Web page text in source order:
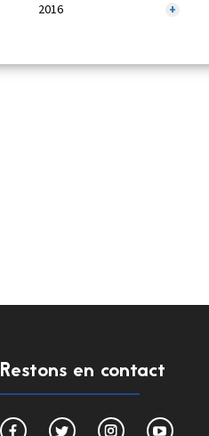
2016 +
Restons en contact